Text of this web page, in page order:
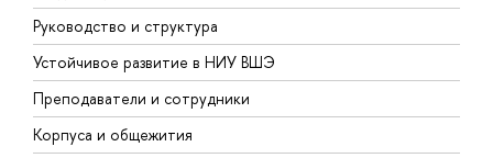
Руководство и структура
Устойчивое развитие в НИУ ВШЭ
Преподаватели и сотрудники
Корпуса и общежития